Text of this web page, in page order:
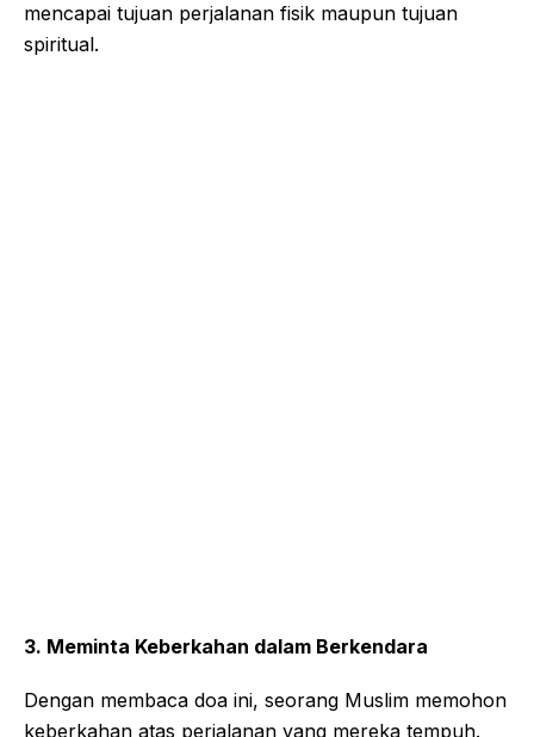
mencapai tujuan perjalanan fisik maupun tujuan
spiritual.
3. Meminta Keberkahan dalam Berkendara
Dengan membaca doa ini, seorang Muslim memohon
keberkahan atas perjalanan yang mereka tempuh.